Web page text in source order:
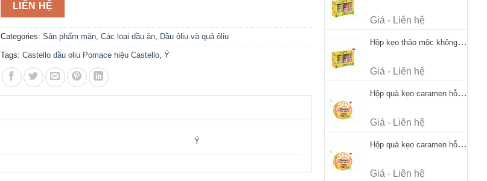
Giá - Liên hệ
Hộp kẹo thảo mộc không đường Ricola Signature 112.5g
Giá - Liên hệ
Hộp quà kẹo caramen hỗn hợp Werther's Original Caramel Candy 170g
Giá - Liên hệ
Hộp quà kẹo caramen hỗn hợp Werther's Original Caramel Candy 170g
Giá - Liên hệ
LIÊN HỆ
Categories: Sản phẩm mặn Các loại dầu ăn Dầu ôliu và quả ôliu
Tags: Castello dầu oliu Pomace hiệu Castello Ý
Ý